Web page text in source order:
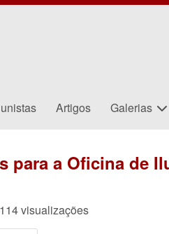
Artigos Galerias
para a Oficina de
114 visualizações